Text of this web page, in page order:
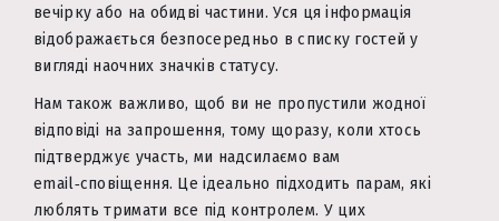
вечірку або на обидві частини. Уся ця інформація
відображається безпосередньо в списку гостей у
вигляді наочних значків статусу.
Нам також важливо, щоб ви не пропустили жодної
відповіді на запрошення, тому щоразу, коли хтось
підтверджує участь, ми надсилаємо вам
email‑сповіщення. Це ідеально підходить парам, які
люблять тримати все під контролем. У цих